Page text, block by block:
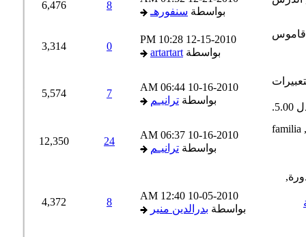
بواسطةسنفورهـ
6,476
12-15-2010
10:28 PM
بواسطةartartart
3,314
10-16-2010
06:44 AM
بواسطةترانيـم
5,574
10-16-2010
06:37 AM
بواسطةترانيـم
24
12,350
10-05-2010
12:40 AM
بواسطةبدرالدين منير
4,372